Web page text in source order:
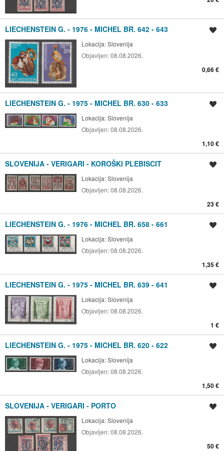
LIECHENSTEIN G. - 1976 - MICHEL BR. 642 - 643
Lokacija:Slovenija
Objavljen:08.08.2026.
0,66 €
LIECHENSTEIN G. - 1975 - MICHEL BR. 630 - 633
Lokacija:Slovenija
Objavljen:08.08.2026.
1,10 €
SLOVENIJA - VERIGARI - KOROŠKI PLEBISCIT
Lokacija:Slovenija
Objavljen:08.08.2026.
23 €
LIECHENSTEIN G. - 1976 - MICHEL BR. 658 - 661
Lokacija:Slovenija
Objavljen:08.08.2026.
1,35 €
LIECHENSTEIN G. - 1975 - MICHEL BR. 639 - 641
Lokacija:Slovenija
Objavljen:08.08.2026.
1 €
LIECHENSTEIN G. - 1975 - MICHEL BR. 620 - 622
Lokacija:Slovenija
Objavljen:08.08.2026.
1,50 €
SLOVENIJA - VERIGARI - PORTO
Lokacija:Slovenija
Objavljen:08.08.2026.
50 €